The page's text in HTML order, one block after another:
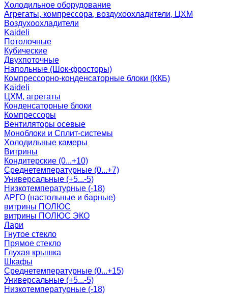
Холодильное оборудование
Агрегаты, компрессора, воздухоохладители, ЦХМ
Воздухоохладители
Kaideli
Потолочные
Кубические
Двухпоточные
Напольные (Шок-фросторы)
Компрессорно-конденсаторные блоки (ККБ)
Kaideli
ЦХМ, агрегаты
Конденсаторные блоки
Компрессоры
Вентиляторы осевые
Моноблоки и Сплит-системы
Холодильные камеры
Витрины
Кондитерские (0...+10)
Среднетемпературные (0...+7)
Универсальные (+5...-5)
Низкотемпературные (-18)
АРГО (настольные и барные)
витрины ПОЛЮС
витрины ПОЛЮС ЭКО
Лари
Гнутое стекло
Прямое стекло
Глухая крышка
Шкафы
Среднетемпературные (0...+15)
Универсальные (+5...-5)
Низкотемпературные (-18)